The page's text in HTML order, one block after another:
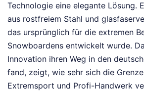
Technologie eine elegante Lösung.
aus rostfreiem Stahl und
das ursprünglich für die extremen
Snowboardens entwickelt wurde.
Innovation ihren Weg in den
fand, zeigt, wie sehr sich die
Extremsport und Profi-Handwerk